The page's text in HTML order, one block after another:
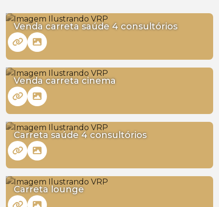
Venda carreta saúde 4 consultórios
Venda carreta cinema
Carreta saúde 4 consultórios
Carreta lounge